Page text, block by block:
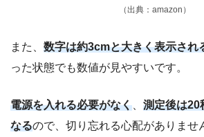
（出典：amazon）
また、 数字は約3cmと大きく表示され
った状態でも数値が見やすいです。
電源を入れる必要がなく
測定後は20
なるので、切り忘れる心配がありませ